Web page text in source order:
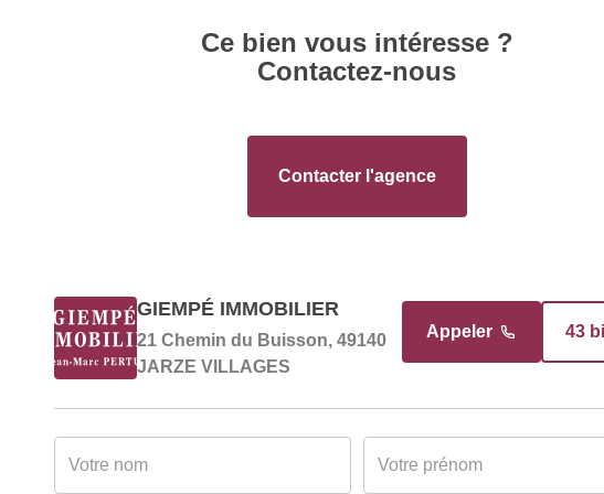
Date établissement
Diagnostic Energétique
Ce bien vous intéresse ?
Contactez-nous
Contacter l'agence
GIEMPÉ IMMOBILIER
21 Chemin du Buisson, 49140
JARZE VILLAGES
Appeler 43